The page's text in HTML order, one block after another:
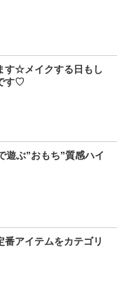
す☆メイクする日もし
す♡
遊ぶ”おもち”質感ハイ
アイテムをカテゴリ